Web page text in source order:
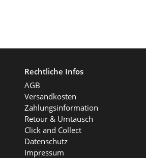
Rechtliche Infos
AGB
Versandkosten
Zahlungsinformation
Retour & Umtausch
Click and Collect
Datenschutz
Impressum